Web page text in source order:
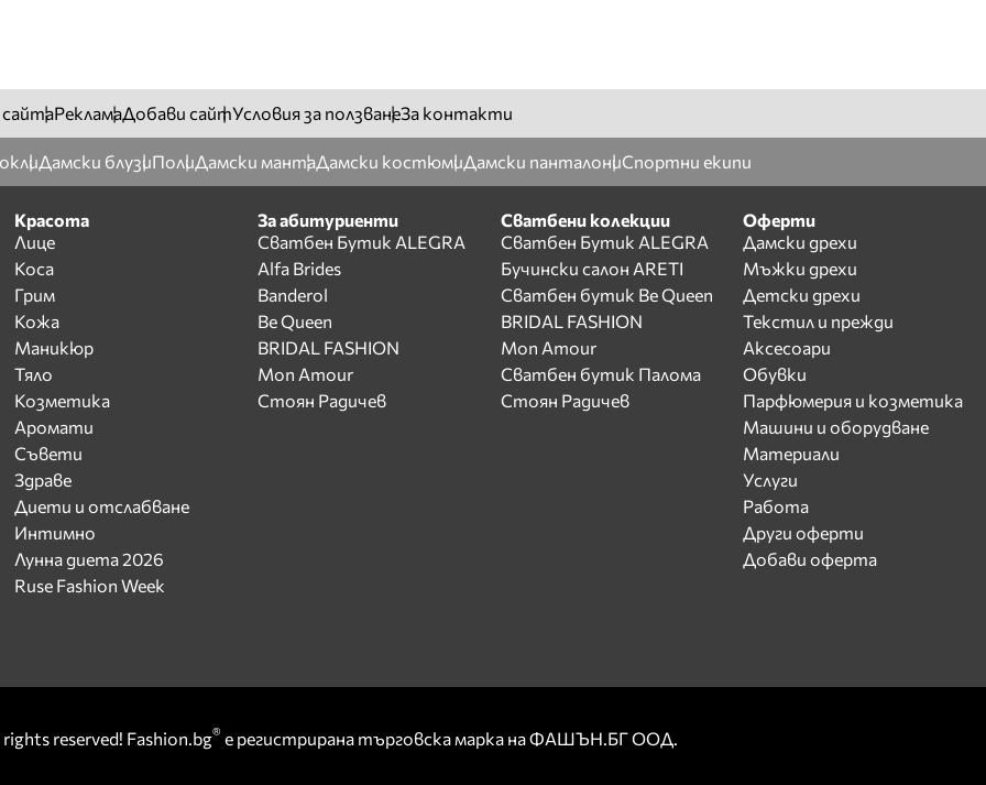
сайтаРекламаДобави сайтУсловия за ползванеЗа контакти
Дамски блузиПолиДамски мантаДамски костюмиДамски панталониСпортни екипи
Красота
Лице
Коса
Грим
Кожа
Маникюр
Тяло
Козметика
Аромати
Съвети
Здраве
Диети и отслабване
Интимно
Лунна диета 2026
Ruse Fashion Week
За абитуриенти
Сватбен Бутик ALEGRA
Alfa Brides
Banderol
Be Queen
BRIDAL FASHION
Mon Amour
Стоян Радичев
Сватбени колекции
Сватбен Бутик ALEGRA
Бучински салон ARETI
Сватбен бутик Be Queen
BRIDAL FASHION
Mon Amour
Сватбен бутик Палома
Стоян Радичев
Оферти
Дамски дрехи
Мъжки дрехи
Детски дрехи
Текстил и прежди
Аксесоари
Обувки
Парфюмерия и козметика
Машини и оборудване
Материали
Услуги
Работа
Други оферти
Добави оферта
reserved! Fashion.bg® е регистрирана търговска марка на ФАШЪН.БГ ООД.